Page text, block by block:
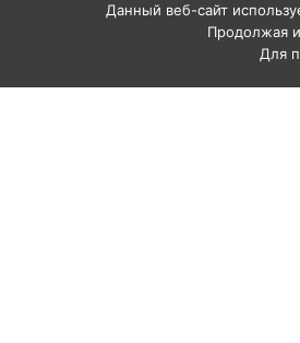
Данный веб-сайт
Продолжая
Для